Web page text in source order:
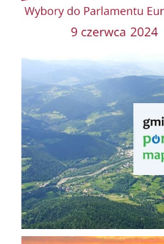
Aktywna Mogielica